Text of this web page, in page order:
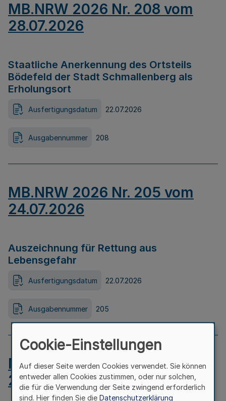
MB.NRW 2026 Nr. 208 vom
28.07.2026
Staatliche Anerkennung des Ortsteils
Bödefeld der Stadt Schmallenberg als
Erholungsort
Ausfertigungsdatum 22.07.2026
Ausgabennummer 208
MB.NRW 2026 Nr. 205 vom
24.07.2026
Auszeichnung für Rettung aus
Lebensgefahr
Ausfertigungsdatum 22.07.2026
Ausgabennummer 205
MB.NRW 2026 Nr. 204 vom
24.07.2026
Cookie-Einstellungen
Auf dieser Seite werden Cookies verwendet. Sie können
entweder allen Cookies zustimmen, oder nur solchen,
die für die Verwendung der Seite zwingend erforderlich
sind. Hier finden Sie die Datenschutzerklärung